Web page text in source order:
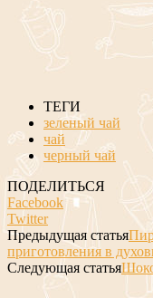
ТЕГИ
зеленый чай
чай
черный чай
ПОДЕЛИТЬСЯ
Facebook
Twitter
Предыдущая статья
приготовления в
Следующая статья